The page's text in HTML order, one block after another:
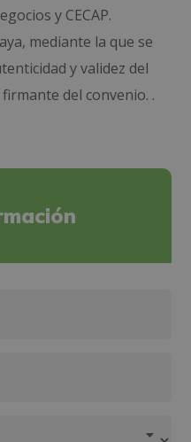
y CECAP.
mediante la que se
y validez del
del convenio. .